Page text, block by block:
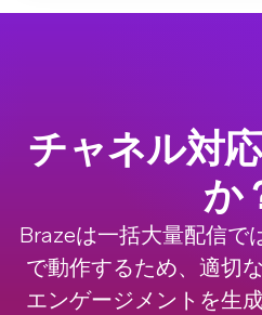
チャネル対
か
Brazeは一括大量配信で
で動作するため、適切
エンゲージメントを生